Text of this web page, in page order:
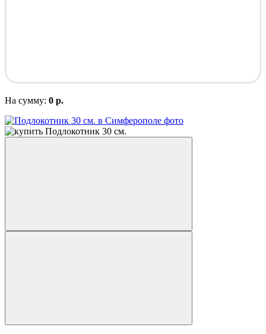
На сумму: 0 р.